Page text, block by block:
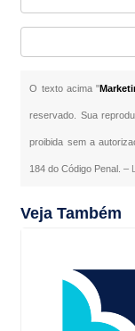
O texto acima "
reservado. Sua
proibida sem a
184 do Código Penal. –
Veja Também